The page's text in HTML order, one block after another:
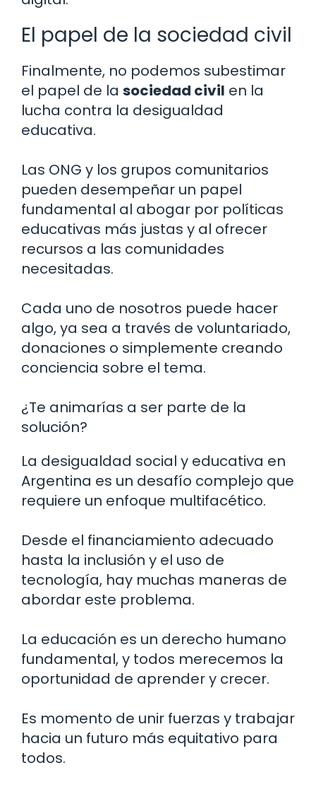
El papel de la sociedad civil
Finalmente, no podemos subestimar
el papel de la sociedad civil en la
lucha contra la desigualdad
educativa.
Las ONG y los grupos comunitarios
pueden desempeñar un papel
fundamental al abogar por políticas
educativas más justas y al ofrecer
recursos a las comunidades
necesitadas.
Cada uno de nosotros puede hacer
algo, ya sea a través de voluntariado,
donaciones o simplemente creando
conciencia sobre el tema.
¿Te animarías a ser parte de la
solución?
La desigualdad social y educativa en
Argentina es un desafío complejo que
requiere un enfoque multifacético.
Desde el financiamiento adecuado
hasta la inclusión y el uso de
tecnología, hay muchas maneras de
abordar este problema.
La educación es un derecho humano
fundamental, y todos merecemos la
oportunidad de aprender y crecer.
Es momento de unir fuerzas y trabajar
hacia un futuro más equitativo para
todos.